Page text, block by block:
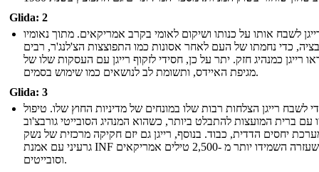
Glida: 2
לשבח אותו על כנותו ושיקום לאומי בקרב אמריקאים. מתוך נאומיו
כדי נחמתו של העם לאחר אסונות כמו התפוצצות הצ'לנג'ר, רבים
רייגן כמנהיג חזק. יתר על כן, חסידי לזקוף רייגן עם העסקות שלו של
מגיפת האיידס, ותשומת לב לנושאים כמו שימוש בסמים.
Glida: 3
לשבח רייגן הצלחות רבות שלו במונחים של מדיניות החוץ שלו. טיפול
עם ברית המועצות להתבלט ביותר, כשהוא המנהיג הסובייטי גורבצ'וב
יחסים הדדית, כבוד. בנוסף, רייגן גם יזם חקיקה מרכזית של נשק
גרעיני עם אמנת INF שלו שעזרה השמידו יותר מ -2,500 טילים אמריקאים
וסובייטים.